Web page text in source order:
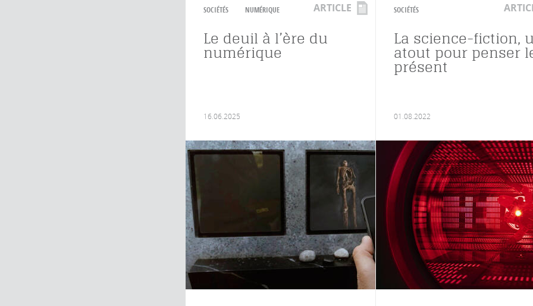
SOCIÉTÉS NUMÉRIQUE ARTICLE
Le deuil à l’ère du
numérique
16.06.2025
SOCIÉTÉS
La science-fiction,
atout pour penser
présent
01.08.2022